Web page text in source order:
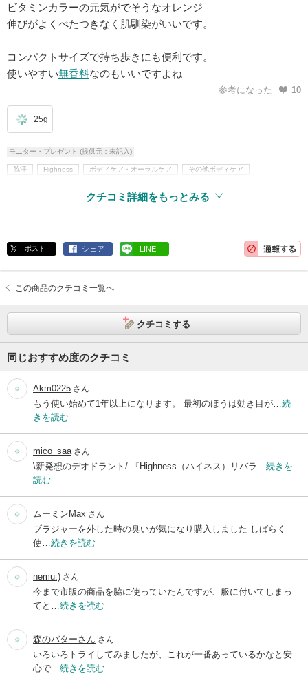
ビタミンカラーの元気がでそうなオレンジ
伸びがよくべたつきなく肌馴染がいいです。
コンパクトサイズで持ち歩きにも便利です。
使いやすい無香料なのもいいですよね
参考になった 10
25g
モニター・プレゼント (提供元：未記入)
脇汗 Highness ボディケア・オーラルケア その他ボディケア
クチコミ詳細をもっとみる
ポスト シェア LINE
この商品のクチコミ一覧へ
クチコミする
同じおすすめ度のクチコミ
Akm0225 さん
もう使い始めて1年以上になります。 最初のほうは効き目が… 続
きを読む
mico_saaさん
\新発想のデオドラント/ 『Highness（ハイネス）リバラ… 続きを
読む
ムーミンMax さん
ブラジャーを外した時の臭いが気になり購入しました しばらく
使… 続きを読む
nemu:) さん
今まで市販の商品を脇に使っていたんですが、服に付いてしまっ
てと… 続きを読む
森のバターさん さん
いろいろトライしてみましたが、これが一番あっているかなと安
心で… 続きを読む